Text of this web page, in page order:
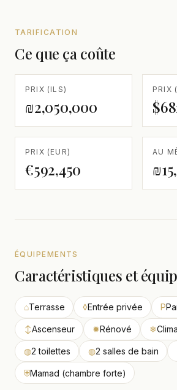
TARIFICATION
Ce que ça coûte
PRIX (ILS)
₪2,050,000
PRIX
PRIX (EUR)
€592,450
AU
ÉQUIPEMENTS
Caractéristiques et
⌂Terrasse ◊Entrée privée P
↕Ascenseur ✹Rénové ❄
◍2 toilettes ◍2 salles de bain
⛨Mamad (chambre forte)